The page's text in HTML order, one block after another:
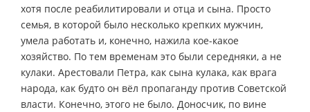
хотя после реабилитировали и отца и сына. Просто
семья, в которой было несколько крепких мужчин,
умела работать и, конечно, нажила кое-какое
хозяйство. По тем временам это были середняки, а не
кулаки. Арестовали Петра, как сына кулака, как врага
народа, как будто он вёл пропаганду против Советской
власти. Конечно, этого не было. Доносчик, по вине